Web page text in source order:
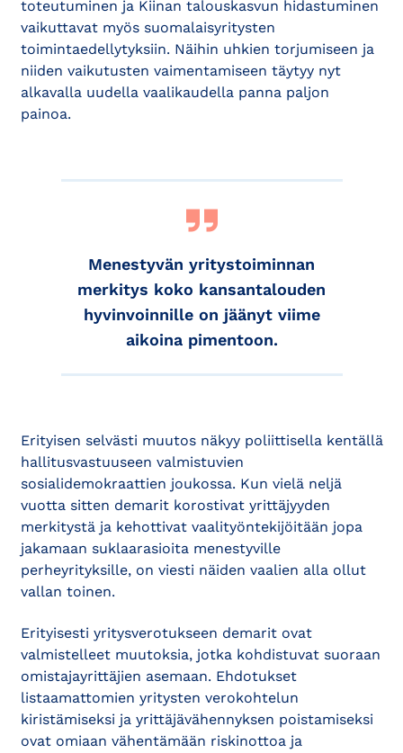
toteutuminen ja Kiinan talouskasvun hidastuminen
vaikuttavat myös suomalaisyritysten
toimintaedellytyksiin. Näihin uhkien torjumiseen ja
niiden vaikutusten vaimentamiseen täytyy nyt
alkavalla uudella vaalikaudella panna paljon
painoa.
Menestyvän yritystoiminnan
merkitys koko kansantalouden
hyvinvoinnille on jäänyt viime
aikoina pimentoon.
Erityisen selvästi muutos näkyy poliittisella kentällä
hallitusvastuuseen valmistuvien
sosialidemokraattien joukossa. Kun vielä neljä
vuotta sitten demarit korostivat yrittäjyyden
merkitystä ja kehottivat vaalityöntekijöitään jopa
jakamaan suklaarasioita menestyville
perheyrityksille, on viesti näiden vaalien alla ollut
vallan toinen.
Erityisesti yritysverotukseen demarit ovat
valmistelleet muutoksia, jotka kohdistuvat suoraan
omistajayrittäjien asemaan. Ehdotukset
listaamattomien yritysten verokohtelun
kiristämiseksi ja yrittäjävähennyksen poistamiseksi
ovat omiaan vähentämään riskinottoa ja